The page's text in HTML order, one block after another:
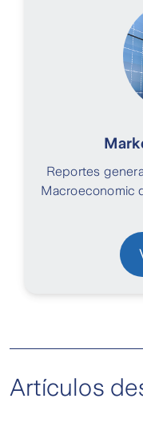
Reportes
Macroeconomic
Artículos